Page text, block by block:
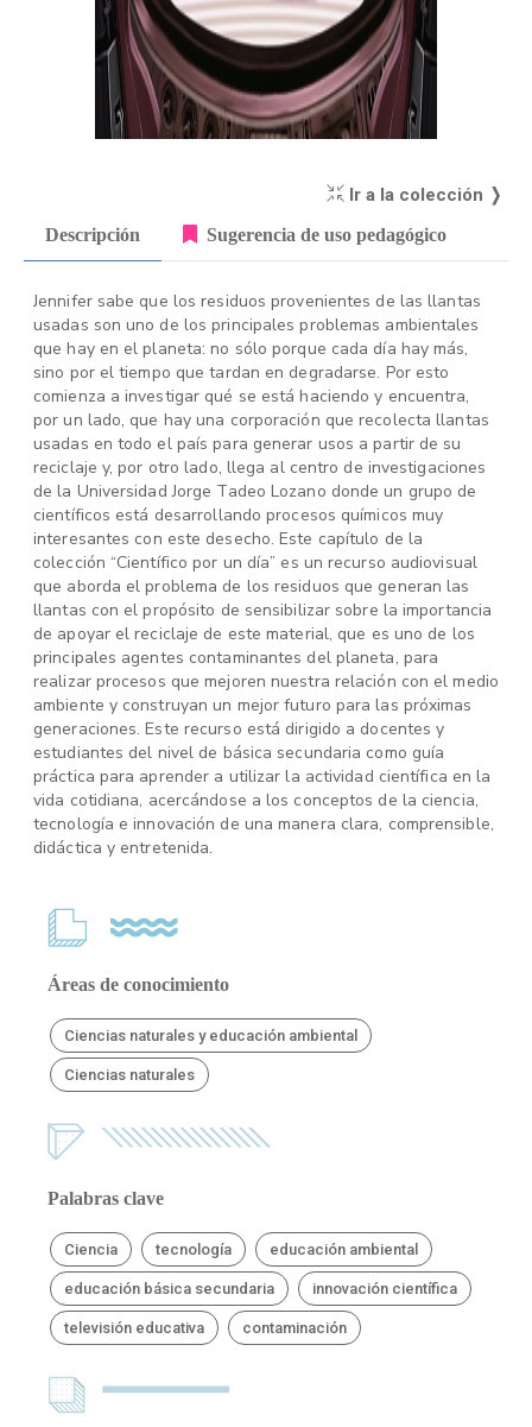
Ir a la colección ❭
Descripción Sugerencia de uso pedagógico
Jennifer sabe que los residuos provenientes de las llantas
usadas son uno de los principales problemas ambientales
que hay en el planeta: no sólo porque cada día hay más,
sino por el tiempo que tardan en degradarse. Por esto
comienza a investigar qué se está haciendo y encuentra,
por un lado, que hay una corporación que recolecta llantas
usadas en todo el país para generar usos a partir de su
reciclaje y, por otro lado, llega al centro de investigaciones
de la Universidad Jorge Tadeo Lozano donde un grupo de
científicos está desarrollando procesos químicos muy
interesantes con este desecho. Este capítulo de la
colección “Científico por un día” es un recurso audiovisual
que aborda el problema de los residuos que generan las
llantas con el propósito de sensibilizar sobre la importancia
de apoyar el reciclaje de este material, que es uno de los
principales agentes contaminantes del planeta, para
realizar procesos que mejoren nuestra relación con el medio
ambiente y construyan un mejor futuro para las próximas
generaciones. Este recurso está dirigido a docentes y
estudiantes del nivel de básica secundaria como guía
práctica para aprender a utilizar la actividad científica en la
vida cotidiana, acercándose a los conceptos de la ciencia,
tecnología e innovación de una manera clara, comprensible,
didáctica y entretenida.
Áreas de conocimiento
Ciencias naturales y educación ambiental
Ciencias naturales
Palabras clave
Ciencia tecnología educación ambiental
educación básica secundaria innovación científica
televisión educativa contaminación